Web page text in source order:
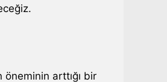
arttığı bir